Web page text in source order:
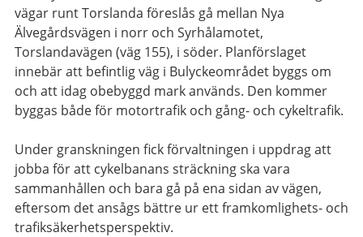
vägar runt Torslanda föreslås gå mellan Nya
Älvegårdsvägen i norr och Syrhålamotet,
Torslandavägen (väg 155), i söder. Planförslaget
innebär att befintlig väg i Bulyckeområdet byggs om
och att idag obebyggd mark används. Den kommer
byggas både för motortrafik och gång- och cykeltrafik.
Under granskningen fick förvaltningen i uppdrag att
jobba för att cykelbanans sträckning ska vara
sammanhållen och bara gå på ena sidan av vägen,
eftersom det ansågs bättre ur ett framkomlighets- och
trafiksäkerhetsperspektiv.